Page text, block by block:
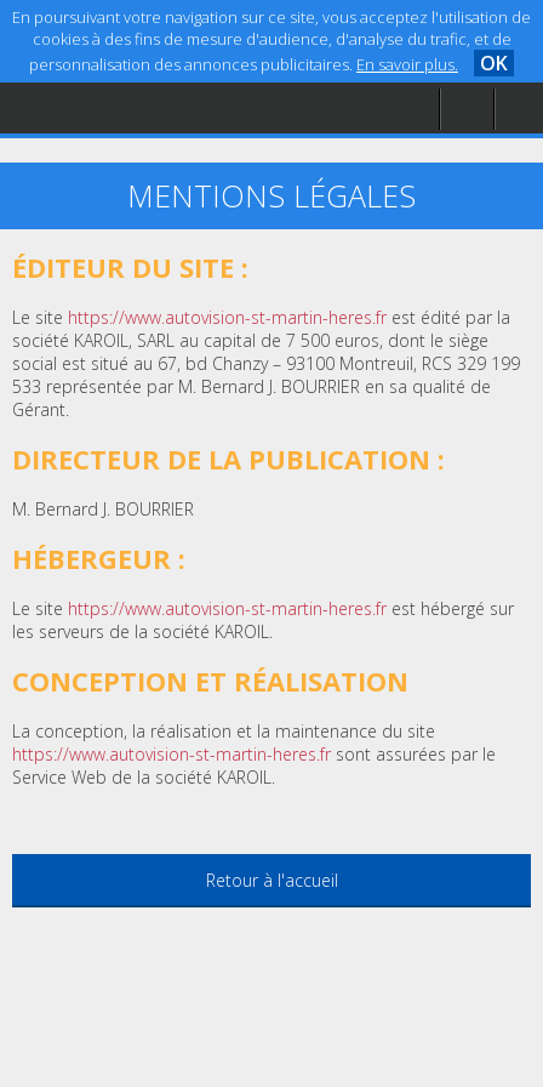
En poursuivant votre navigation sur ce site, vous acceptez l'utilisation de
cookies à des fins de mesure d'audience, d'analyse du trafic, et de
personnalisation des annonces publicitaires. En savoir plus. OK
Accueil
Aide
MENTIONS LÉGALES
ÉDITEUR DU SITE :
Le site https://www.autovision-st-martin-heres.fr est édité par la
société KAROIL, SARL au capital de 7 500 euros, dont le siège
social est situé au 67, bd Chanzy – 93100 Montreuil, RCS 329 199
533 représentée par M. Bernard J. BOURRIER en sa qualité de
Gérant.
DIRECTEUR DE LA PUBLICATION :
M. Bernard J. BOURRIER
HÉBERGEUR :
Le site https://www.autovision-st-martin-heres.fr est hébergé sur
les serveurs de la société KAROIL.
CONCEPTION ET RÉALISATION
La conception, la réalisation et la maintenance du site
https://www.autovision-st-martin-heres.fr sont assurées par le
Service Web de la société KAROIL.
Retour à l'accueil